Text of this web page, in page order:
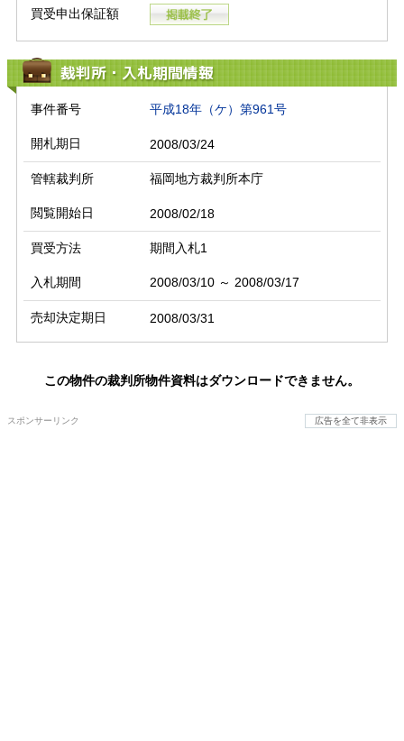
買受申出保証額
裁判所・入札期間情報
事件番号 平成18年（ケ）第961号
開札期日 2008/03/24
管轄裁判所 福岡地方裁判所本庁
閲覧開始日 2008/02/18
買受方法 期間入札1
入札期間 2008/03/10 ～ 2008/03/17
売却決定期日 2008/03/31
この物件の裁判所物件資料はダウンロードできません。
スポンサーリンク 広告を全て非表示